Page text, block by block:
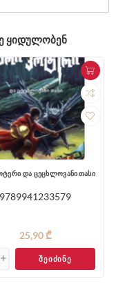
ᲧᲘᲓᲣᲚᲝᲑᲔᲜ
და ცეცხლოვანი თასი
9789941233579
25,90 ₾
ᲨᲔᲘᲫᲘᲜᲔ